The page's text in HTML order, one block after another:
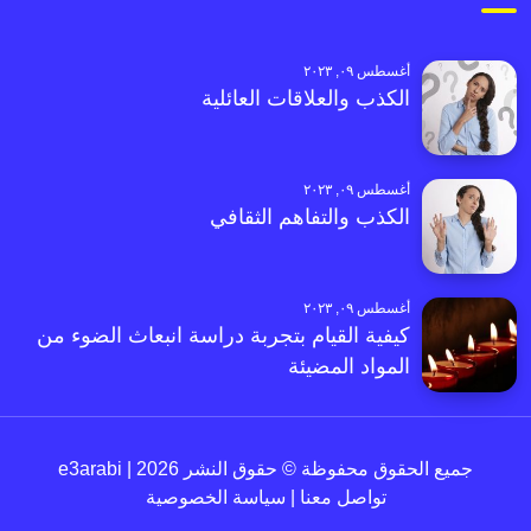
أغسطس ٠٩, ٢٠٢٣
الكذب والعلاقات العائلية
أغسطس ٠٩, ٢٠٢٣
الكذب والتفاهم الثقافي
أغسطس ٠٩, ٢٠٢٣
كيفية القيام بتجربة دراسة انبعاث الضوء من
المواد المضيئة
جميع الحقوق محفوظة © حقوق النشر 2026 | e3arabi
تواصل معنا
سياسة الخصوصية